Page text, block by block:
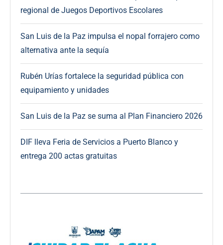
regional de Juegos Deportivos Escolares
San Luis de la Paz impulsa el nopal forrajero como
alternativa ante la sequía
Rubén Urías fortalece la seguridad pública con
equipamiento y unidades
San Luis de la Paz se suma al Plan Financiero 2026
DIF lleva Feria de Servicios a Puerto Blanco y
entrega 200 actas gratuitas